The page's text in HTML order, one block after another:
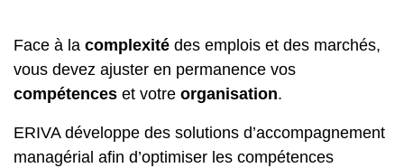
Face à la complexité des emplois et des marchés,
vous devez ajuster en permanence vos
compétences et votre organisation.
ERIVA développe des solutions d’accompagnement
managérial afin d’optimiser les compétences